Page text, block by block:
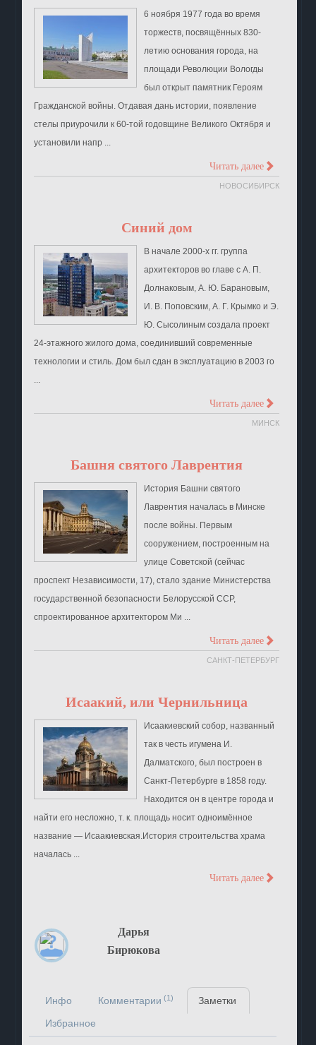
6 ноября 1977 года во время
торжеств, посвящённых 830-
летию основания города, на
площади Революции Вологды
был открыт памятник Героям
Гражданской войны. Отдавая дань истории, появление
стелы приурочили к 60-той годовщине Великого Октября и
установили напр ...
Читать далее >
НОВОСИБИРСК
Синий дом
В начале 2000-х гг. группа
архитекторов во главе с А. П.
Долнаковым, А. Ю. Барановым,
И. В. Поповским, А. Г. Крымко и Э.
Ю. Сысолиным создала проект
24-этажного жилого дома, соединивший современные
технологии и стиль. Дом был сдан в эксплуатацию в 2003 го
Читать далее >
МИНСК
Башня святого Лаврентия
История Башни святого
Лаврентия началась в Минске
после войны. Первым
сооружением, построенным на
улице Советской (сейчас
проспект Независимости, 17), стало здание Министерства
государственной безопасности Белорусской ССР,
спроектированное архитектором Ми ...
Читать далее >
САНКТ-ПЕТЕРБУРГ
Исаакий, или Чернильница
Исаакиевский собор, названный
так в честь игумена И.
Далматского, был построен в
Санкт-Петербурге в 1858 году.
Находится он в центре города и
найти его несложно, т. к. площадь носит одноимённое
название — Исаакиевская.История строительства храма
началась ...
Читать далее >
Дарья
Бирюкова
Инфо Комментарии (1)
Заметки
Избранное